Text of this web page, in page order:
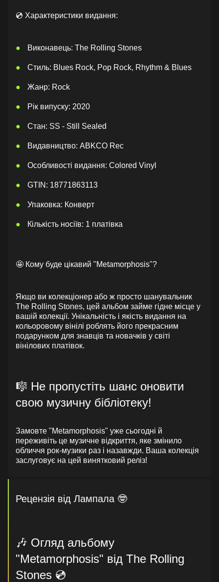
💿 Характеристики видання:
Виконавець: The Rolling Stones
Стиль: Blues Rock, Pop Rock, Rhythm & Blues
Жанр: Rock
Рік випуску: 2020
Стан: SS - Still Sealed
Видавництво: ABKCO Rec
Особливості видання: Colored Vinyl
GTIN: 18771863113
Упаковка: Конверт
Кількість носіїв: 1 платівка
🤩 Кому буде цікавий "Metamorphosis"?
Якщо ви колекціонер або ж просто шанувальник
The Rolling Stones, цей альбом займе гідне місце у
вашій колекції. Унікальність і якість видання на
кольоровому вінілі роблять його прекрасним
подарунком для знавців та новачків у світі
вінілових платівок.
🎼 Не пропустіть шанс оновити
свою музичну бібліотеку!
Замовте "Metamorphosis" уже сьогодні й
переживіть це музичне відкриття, яке змінило
обличчя рок-музики раз і назавжди. Ваша колекція
заслуговує на цей винятковий реліз!
Рецензія від Лампала 🤓
🎶 Огляд альбому
"Metamorphosis" від The Rolling
Stones 💿